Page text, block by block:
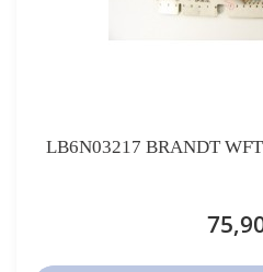
LB6N03217 BRANDT